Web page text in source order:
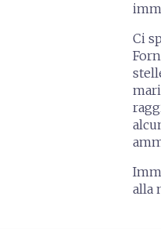
Ci
alla